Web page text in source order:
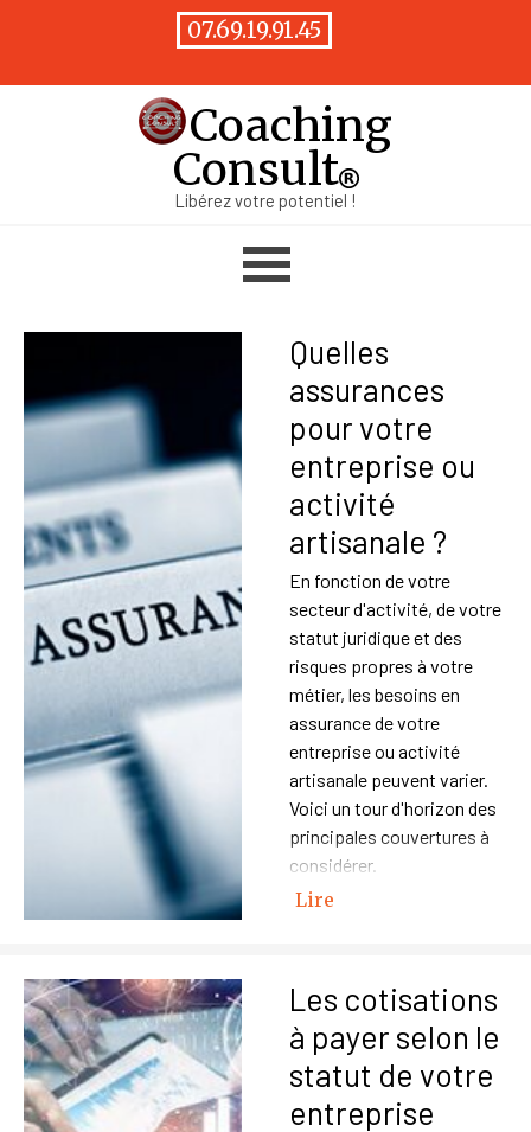
07.69.19.91.45
Coaching
Consult
Libérez votre potentiel !
Quelles
assurances
pour votre
entreprise ou
activité
artisanale ?
En fonction de votre
secteur d'activité, de votre
statut juridique et des
risques propres à votre
métier, les besoins en
assurance de votre
entreprise ou activité
artisanale peuvent varier.
Voici un tour d'horizon des
principales couvertures à
considérer.
Lire
Les cotisations
à payer selon le
statut de votre
entreprise